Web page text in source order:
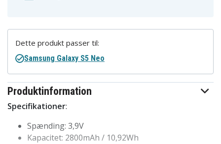
Produktinformation
Specifikationer:
Spænding: 3,9V
Kapacitet: 2800mAh / 10,92Wh
Dette produkt passer til:
Samsung Galaxy S5 Neo